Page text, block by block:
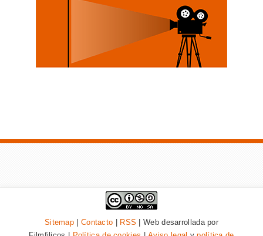
Sitemap Contacto RSS | Web desarrollada por